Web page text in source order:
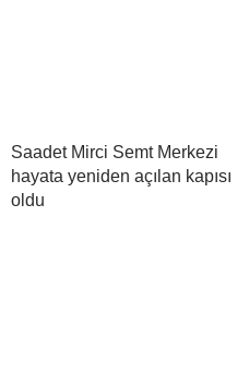
Saadet Mirci Semt Merkezi
hayata yeniden açılan kapısı
oldu